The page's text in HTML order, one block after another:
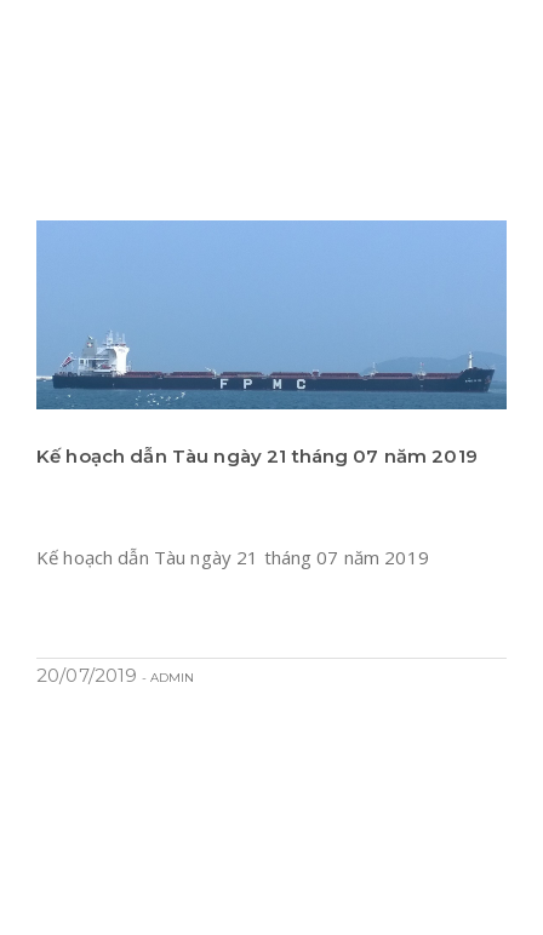
Kế hoạch dẫn Tàu ngày 21 tháng 07 năm 2019
Kế hoạch dẫn Tàu ngày 21 tháng 07 năm 2019
20/07/2019 - ADMIN